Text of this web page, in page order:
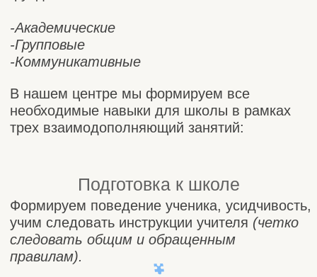
Рекомендуем все три группы,
Настольные игры
Школа - место, где дети должны уметь
соблюдать социально приятные правила.
игры с подвижными мы готовим детей
принимать требования школы.
история, когда ребёнок не умеет играть
вместе, не знает, как приемлемо попросить
игрушку. Поэтому учим коммуникации в
естественной среде.
Коммуникативная группа